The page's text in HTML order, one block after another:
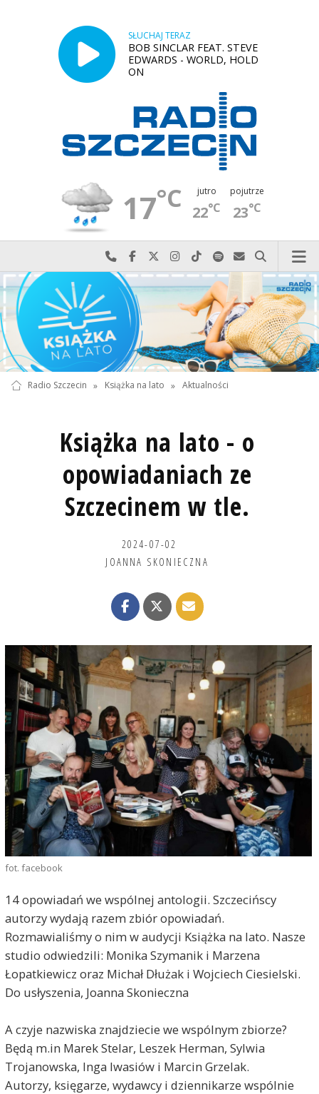
SŁUCHAJ TERAZ
BOB SINCLAR FEAT. STEVE
EDWARDS - WORLD, HOLD
ON
17°C jutro
22°C
pojutrze
23°C
Najlepiej po prostu do nas zadzwoń
Odwiedź nas na Facebook-u
Odwiedź nas na X
Odwiedź nas na Instagram-ie
Odwiedź nas na TikTok-u
Szukaj nas na Spotify
Wyślij do nas
Szukaj
Radio Szczecin » Książka na lato » Aktualności
Książka na lato - o
opowiadaniach ze
Szczecinem w tle.
2024-07-02
JOANNA SKONIECZNA
fot. facebook
14 opowiadań we wspólnej antologii. Szczecińscy
autorzy wydają razem zbiór opowiadań.
Rozmawialiśmy o nim w audycji Książka na lato. Nasze
studio odwiedzili: Monika Szymanik i Marzena
Łopatkiewicz oraz Michał Dłużak i Wojciech Ciesielski.
Do usłyszenia, Joanna Skonieczna
A czyje nazwiska znajdziecie we wspólnym zbiorze?
Będą m.in Marek Stelar, Leszek Herman, Sylwia
Trojanowska, Inga Iwasiów i Marcin Grzelak.
Autorzy, księgarze, wydawcy i dziennikarze wspólnie